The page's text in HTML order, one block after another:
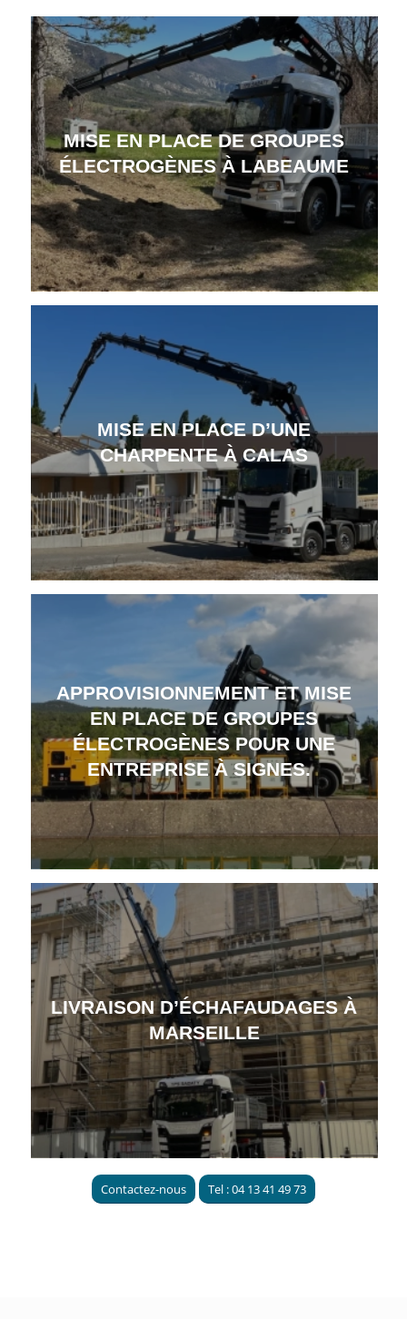
MISE EN PLACE DE GROUPES
ÉLECTROGÈNES À LABEAUME
MISE EN PLACE D’UNE
CHARPENTE À CALAS
APPROVISIONNEMENT ET MISE
EN PLACE DE GROUPES
ÉLECTROGÈNES POUR UNE
ENTREPRISE À SIGNES.
LIVRAISON D’ÉCHAFAUDAGES À
MARSEILLE
Contactez-nous Tel : 04 13 41 49 73